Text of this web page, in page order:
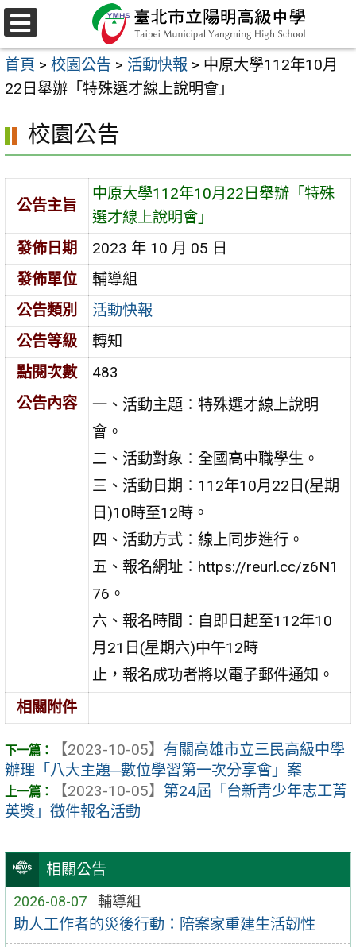
跳
至
主
要
容
區
選
單
首頁 > 校園公告 > 活動快報 > 中原大學112年10月
22日舉辦「特殊選才線上說明會」
相關公告
2026-08-07 輔導組
助人工作者的災後行動：陪案家重建生活韌性
校園公告
公告主旨
中原大學112年10月22日舉辦「特殊
選才線上說明會」
發佈日期
2023 年 10 月 05 日
發佈單位
輔導組
公告類別
活動快報
公告等級
轉知
點閱次數
483
公告內容
一、活動主題：特殊選才線上說明
會。
二、活動對象：全國高中職學生。
三、活動日期：112年10月22日(星期
日)10時至12時。
四、活動方式：線上同步進行。
五、報名網址：https://reurl.cc/z6N1
76。
六、報名時間：自即日起至112年10
月21日(星期六)中午12時
止，報名成功者將以電子郵件通知。
相關附件
【2023-10-05】 有關高雄市立三民高級中學
辦理「八大主題─數位學習第一次分享會」案
【2023-10-05】 第24屆「台新青少年志工菁
英獎」徵件報名活動